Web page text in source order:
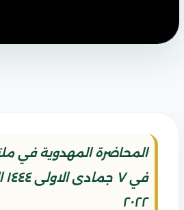
المحاضرة المهدوية في
٢٠٢٢